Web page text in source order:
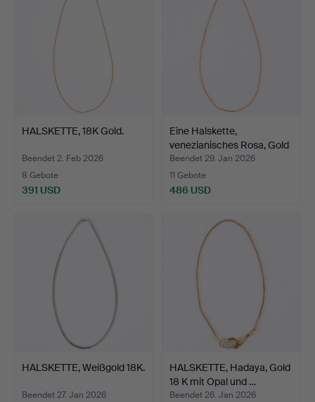
HALSKETTE, 18K Gold.
Beendet 2. Feb 2026
8 Gebote
391 USD
Eine Halskette,
venezianisches Rosa, Gold
…
Beendet 29. Jan 2026
11 Gebote
486 USD
HALSKETTE, Weißgold 18K.
Beendet 27. Jan 2026
HALSKETTE, Hadaya, Gold
18 K mit Opal und …
Beendet 26. Jan 2026